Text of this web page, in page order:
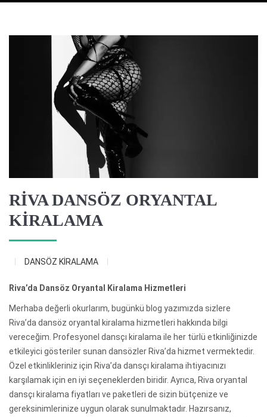
RİVA DANSÖZ ORYANTAL
KİRALAMA
DANSÖZ KİRALAMA
Riva’da Dansöz Oryantal Kiralama Hizmetleri
Merhaba değerli okurlarım, bugünkü blog yazımızda sizlere
Riva’da dansöz oryantal kiralama hizmetleri hakkında bilgi
vereceğim. Profesyonel dansçı kiralama ile her türlü etkinliğinizde
etkileyici gösteriler sunan dansözler Riva’da hizmet vermektedir.
Özel etkinlikleriniz için Riva’da dansçı kiralama ihtiyacınızı
karşılamak için en iyi seçeneklerden biridir. Ayrıca, Riva oryantal
dansçı kiralama fiyatları ve paketleri de sizin bütçenize ve
gereksinimlerinize uygun olarak sunulmaktadır. Hazırsanız,